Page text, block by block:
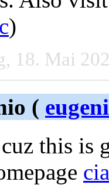
)
18. Mai
(
this is